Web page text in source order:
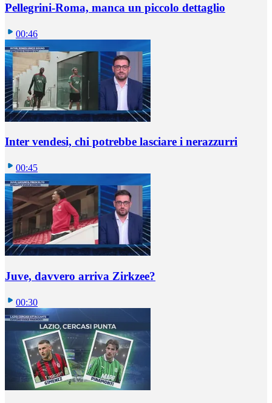
Pellegrini-Roma, manca un piccolo dettaglio
00:46
Inter vendesi, chi potrebbe lasciare i nerazzurri
00:45
Juve, davvero arriva Zirkzee?
00:30